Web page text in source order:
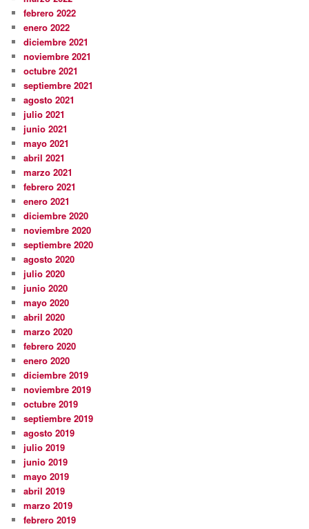
febrero 2022
enero 2022
diciembre 2021
noviembre 2021
octubre 2021
septiembre 2021
agosto 2021
julio 2021
junio 2021
mayo 2021
abril 2021
marzo 2021
febrero 2021
enero 2021
diciembre 2020
noviembre 2020
septiembre 2020
agosto 2020
julio 2020
junio 2020
mayo 2020
abril 2020
marzo 2020
febrero 2020
enero 2020
diciembre 2019
noviembre 2019
octubre 2019
septiembre 2019
agosto 2019
julio 2019
junio 2019
mayo 2019
abril 2019
marzo 2019
febrero 2019